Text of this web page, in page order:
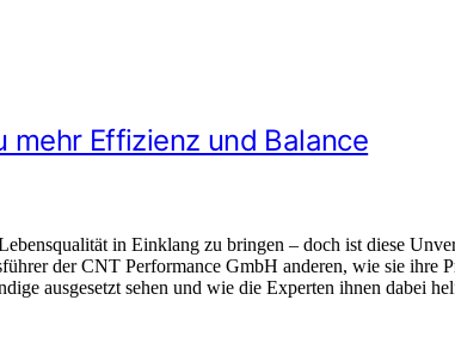
mehr Effizienz und Balance
in Einklang zu bringen – doch ist diese
der CNT Performance GmbH anderen, wie sie
ausgesetzt sehen und wie die Experten ihnen dabei